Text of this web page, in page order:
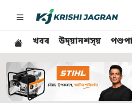
খবৰ উদ্য়ানশস্য়